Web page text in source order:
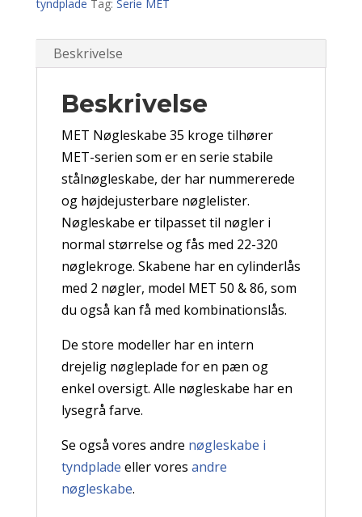
tyndplade Tag: Serie MET
Beskrivelse
Beskrivelse
MET Nøgleskabe 35 kroge tilhører
MET-serien som er en serie stabile
stålnøgleskabe, der har nummererede
og højdejusterbare nøglelister.
Nøgleskabe er tilpasset til nøgler i
normal størrelse og fås med 22-320
nøglekroge. Skabene har en cylinderlås
med 2 nøgler, model MET 50 & 86, som
du også kan få med kombinationslås.
De store modeller har en intern
drejelig nøgleplade for en pæn og
enkel oversigt. Alle nøgleskabe har en
lysegrå farve.
Se også vores andre nøgleskabe i
tyndplade eller vores andre
nøgleskabe.